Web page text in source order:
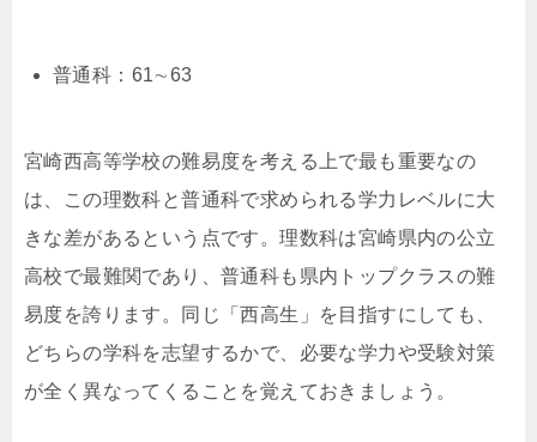
普通科： 61∼63
宮崎西高等学校の難易度を考える上で最も重要なの
は、この理数科と普通科で求められる学力レベルに大
きな差があるという点です。理数科は宮崎県内の公立
高校で最難関であり、普通科も県内トップクラスの難
易度を誇ります。同じ「西高生」を目指すにしても、
どちらの学科を志望するかで、必要な学力や受験対策
が全く異なってくることを覚えておきましょう。